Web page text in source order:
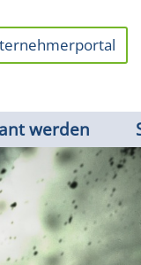
werden